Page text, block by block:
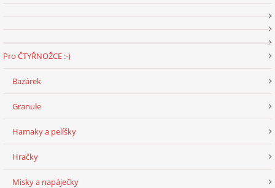
KASTRACE
E - S H O P
Pro ČTYŘNOŽCE :-)
Bazárek
Granule
Hamaky a pelíšky
Hračky
Misky a napáječky